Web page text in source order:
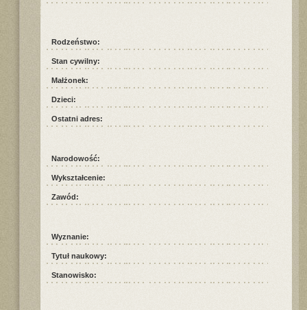
Rodzeństwo:
Stan cywilny:
Małżonek:
Dzieci:
Ostatni adres:
Narodowość:
Wykształcenie:
Zawód:
Wyznanie:
Tytuł naukowy:
Stanowisko: